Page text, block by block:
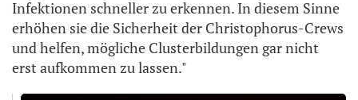
Infektionen schneller zu erkennen. In diesem Sinne
erhöhen sie die Sicherheit der Christophorus-Crews
und helfen, mögliche Clusterbildungen gar nicht
erst aufkommen zu lassen."